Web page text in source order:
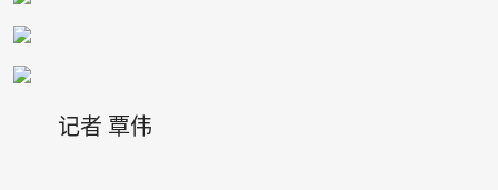
记者 覃伟